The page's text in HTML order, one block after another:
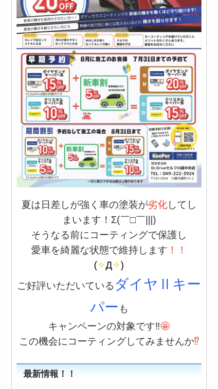
夏は日差しが強く車の塗装が劣化してし
まいます！Σ(￣□￣|||)
そうなる前にコーティングで保護し
愛車を綺麗な状態で維持します ！！
(✧Д✧)
ご好評いただいている ダイヤⅡキー
パー も
キャンペーンの対象です‼️🤩
この機会にコーティングしてみませんか⁉️
最新情報！！